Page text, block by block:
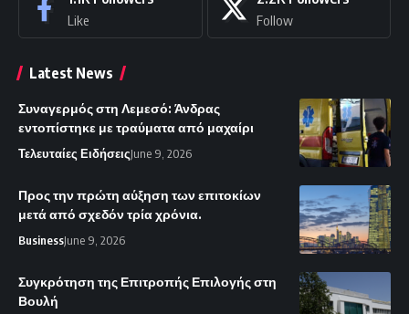
Like Follow
Latest News
Συναγερμός στη Λεμεσό: Άνδρας
εντοπίστηκε με τραύματα από μαχαίρι
Τελευταίες ΕιδήσειςJune 9, 2026
Προς την πρώτη αύξηση των επιτοκίων
μετά από σχεδόν τρία χρόνια.
BusinessJune 9, 2026
Συγκρότηση της Επιτροπής Επιλογής στη
Βουλή